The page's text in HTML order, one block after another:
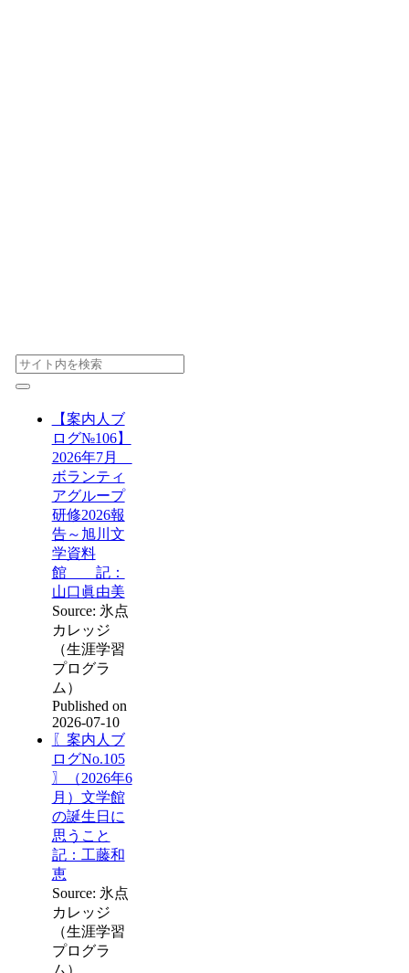
【案内人ブ
ログ№106】
2026年7月
ボランティ
アグループ
研修2026報
告～旭川文
学資料
館 記：
山口眞由美
Source: 氷点
カレッジ
（生涯学習
プログラ
ム）
Published on
2026-07-10
〖案内人ブ
ログNo.105
〗（2026年6
月）文学館
の誕生日に
思うこと
記：工藤和
恵
Source: 氷点
カレッジ
（生涯学習
プログラ
ム）